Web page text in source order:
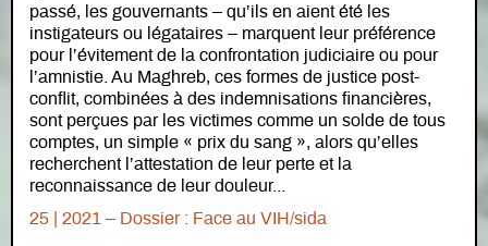
passé, les gouvernants – qu’ils en aient été les
instigateurs ou légataires – marquent leur préférence
pour l’évitement de la confrontation judiciaire ou pour
l’amnistie. Au Maghreb, ces formes de justice post-
conflit, combinées à des indemnisations financières,
sont perçues par les victimes comme un solde de tous
comptes, un simple « prix du sang », alors qu’elles
recherchent l’attestation de leur perte et la
reconnaissance de leur douleur...
25 | 2021 – Dossier : Face au VIH/sida